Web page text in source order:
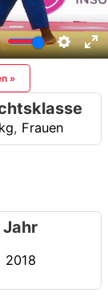
»
, Frauen
Jahr
2018